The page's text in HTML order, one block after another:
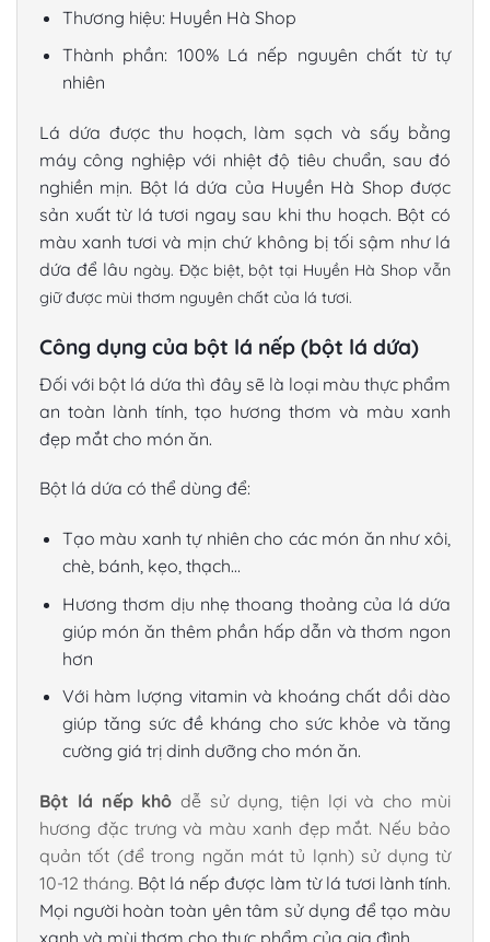
Thương hiệu: Huyền Hà Shop
Thành phần: 100% Lá nếp nguyên chất từ tự
nhiên
Lá dứa được thu hoạch, làm sạch và sấy bằng
máy công nghiệp với nhiệt độ tiêu chuẩn, sau đó
nghiền mịn. Bột lá dứa của Huyền Hà Shop được
sản xuất từ lá tươi ngay sau khi thu hoạch. Bột có
màu xanh tươi và mịn chứ không bị tối sậm như lá
dứa để lâu ngày. Đặc biệt, bột tại Huyền Hà Shop vẫn
giữ được mùi thơm nguyên chất của lá tươi.
Công dụng của bột lá nếp (bột lá dứa)
Đối với bột lá dứa thì đây sẽ là loại màu thực phẩm
an toàn lành tính, tạo hương thơm và màu xanh
đẹp mắt cho món ăn.
Bột lá dứa có thể dùng để:
Tạo màu xanh tự nhiên cho các món ăn như xôi,
chè, bánh, kẹo, thạch…
Hương thơm dịu nhẹ thoang thoảng của lá dứa
giúp món ăn thêm phần hấp dẫn và thơm ngon
hơn
Với hàm lượng vitamin và khoáng chất dồi dào
giúp tăng sức đề kháng cho sức khỏe và tăng
cường giá trị dinh dưỡng cho món ăn.
Bột lá nếp khô dễ sử dụng, tiện lợi và cho mùi
hương đặc trưng và màu xanh đẹp mắt. Nếu bảo
quản tốt (để trong ngăn mát tủ lạnh) sử dụng từ
10-12 tháng. Bột lá nếp được làm từ lá tươi lành tính.
Mọi người hoàn toàn yên tâm sử dụng để tạo màu